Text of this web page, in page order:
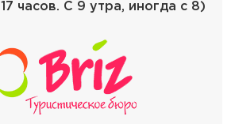
часов. С 9 утра, иногда с 8)